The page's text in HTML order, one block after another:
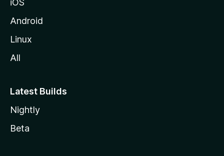
iOS
Android
Linux
All
Latest Builds
Nightly
Beta